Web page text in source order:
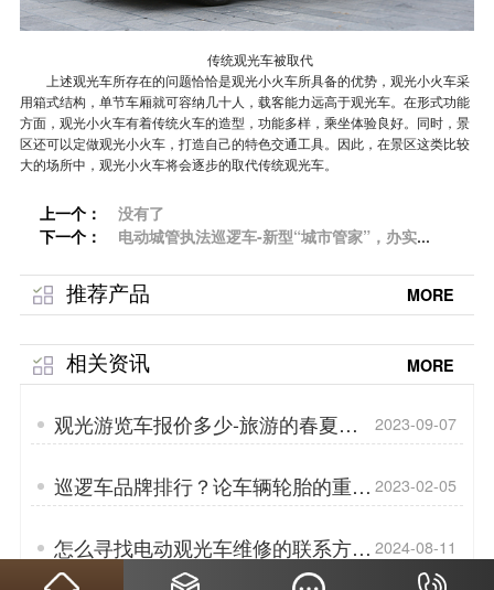
传统观光车被取代
上述观光车所存在的问题恰恰是观光小火车所具备的优势，观光小火车采
用箱式结构，单节车厢就可容纳几十人，载客能力远高于观光车。在形式功能
方面，观光小火车有着传统火车的造型，功能多样，乘坐体验良好。同时，景
区还可以定做观光小火车，打造自己的特色交通工具。因此，在景区这类比较
大的场所中，观光小火车将会逐步的取代传统观光车。
上一个：
没有了
下一个：
电动城管执法巡逻车-新型“城市管家”，办实事
推荐产品 MORE
相关资讯 MORE
观光游览车报价多少-旅游的春夏秋
冬「专菱」
2023-09-07
巡逻车品牌排行？论车辆轮胎的重要
性「专菱」
2023-02-05
怎么寻找电动观光车维修的联系方式
「专菱」
2024-08-11